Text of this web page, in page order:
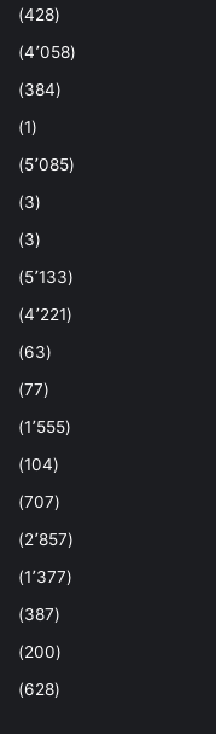
(428)
(4٬058)
(384)
(1)
(5٬085)
(3)
(3)
(5٬133)
(4٬221)
(63)
(77)
(1٬555)
(104)
(707)
(2٬857)
(1٬377)
(387)
(200)
(628)